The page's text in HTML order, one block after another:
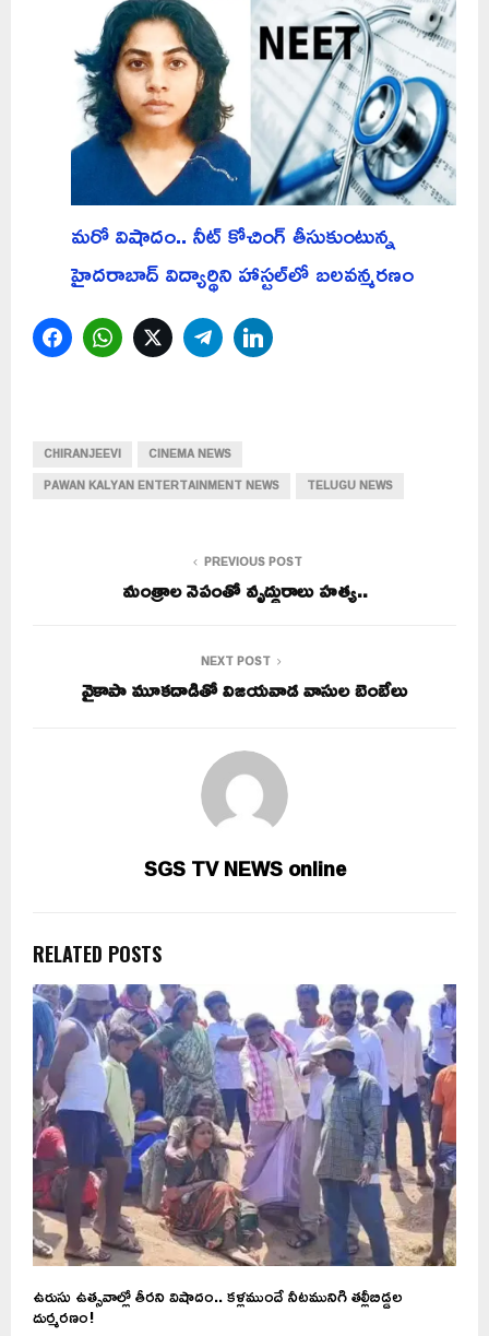
మరో విషాదం.. నీట్ కోచింగ్ తీసుకుంటున్న
హైదరాబాద్ విద్యార్థిని హాస్టల్‌లో బలవన్మరణం
FacebookWhatsAppTwitterTelegram
CHIRANJEEVI
CINEMA NEWS
PAWAN KALYAN ENTERTAINMENT NEWS
TELUGU NEWS
PREVIOUS POST
మంత్రాల నెపంతో వృద్ధురాలు హత్య..
NEXT POST
వైకాపా మూకదాడితో విజయవాడ వాసుల బెంబేలు
SGS TV NEWS online
RELATED POSTS
ఉరుసు ఉత్సవాల్లో తీరని విషాదం.. కళ్లముందే నీటమునిగి తల్లీబిడ్డల
దుర్మరణం!